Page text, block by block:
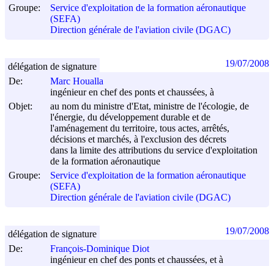
Groupe:
Service d'exploitation de la formation aéronautique
(SEFA)
Direction générale de l'aviation civile (DGAC)
De:
Marc Houalla
ingénieur en chef des ponts et chaussées, à
Objet:
au nom du ministre d'Etat, ministre de l'écologie, de
l'énergie, du développement durable et de
l'aménagement du territoire, tous actes, arrêtés,
décisions et marchés, à l'exclusion des décrets
dans la limite des attributions du service d'exploitation
de la formation aéronautique
Groupe:
Service d'exploitation de la formation aéronautique
(SEFA)
Direction générale de l'aviation civile (DGAC)
délégation de signature 19/07/2008
De:
François-Dominique Diot
ingénieur en chef des ponts et chaussées, et à
délégation de signature 19/07/2008